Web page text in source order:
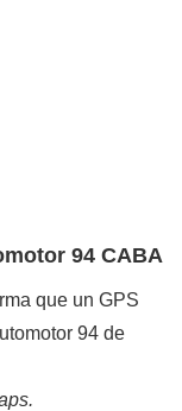
94 CABA
que un GPS
94 de